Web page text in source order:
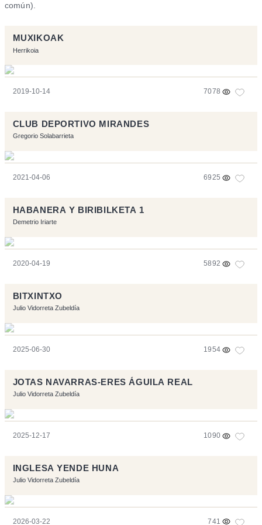
común).
MUXIKOAK
Herrikoia
2019-10-14 7078
CLUB DEPORTIVO MIRANDES
Gregorio Solabarrieta
2021-04-06 6925
HABANERA Y BIRIBILKETA 1
Demetrio Iriarte
2020-04-19 5892
BITXINTXO
Julio Vidorreta Zubeldía
2025-06-30 1954
JOTAS NAVARRAS-ERES ÁGUILA REAL
Julio Vidorreta Zubeldía
2025-12-17 1090
INGLESA YENDE HUNA
Julio Vidorreta Zubeldía
2026-03-22 741